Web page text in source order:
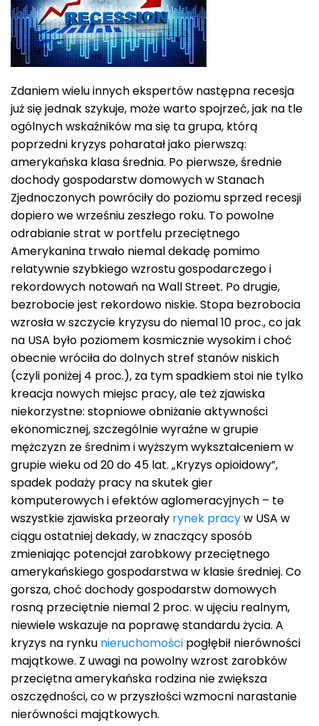
Zdaniem wielu innych ekspertów następna recesja
już się jednak szykuje, może warto spojrzeć, jak na tle
ogólnych wskaźników ma się ta grupa, którą
poprzedni kryzys poharatał jako pierwszą:
amerykańska klasa średnia. Po pierwsze, średnie
dochody gospodarstw domowych w Stanach
Zjednoczonych powróciły do poziomu sprzed recesji
dopiero we wrześniu zeszłego roku. To powolne
odrabianie strat w portfelu przeciętnego
Amerykanina trwało niemal dekadę pomimo
relatywnie szybkiego wzrostu gospodarczego i
rekordowych notowań na Wall Street. Po drugie,
bezrobocie jest rekordowo niskie. Stopa bezrobocia
wzrosła w szczycie kryzysu do niemal 10 proc., co jak
na USA było poziomem kosmicznie wysokim i choć
obecnie wróciła do dolnych stref stanów niskich
(czyli poniżej 4 proc.), za tym spadkiem stoi nie tylko
kreacja nowych miejsc pracy, ale też zjawiska
niekorzystne: stopniowe obniżanie aktywności
ekonomicznej, szczególnie wyraźne w grupie
mężczyzn ze średnim i wyższym wykształceniem w
grupie wieku od 20 do 45 lat. „Kryzys opioidowy”,
spadek podaży pracy na skutek gier
komputerowych i efektów aglomeracyjnych – te
wszystkie zjawiska przeorały rynek pracyw USA w
ciągu ostatniej dekady, w znaczący sposób
zmieniając potencjał zarobkowy przeciętnego
amerykańskiego gospodarstwa w klasie średniej. Co
gorsza, choć dochody gospodarstw domowych
rosną przeciętnie niemal 2 proc. w ujęciu realnym,
niewiele wskazuje na poprawę standardu życia. A
kryzys na rynku nieruchomości pogłębił nierówności
majątkowe. Z uwagi na powolny wzrost zarobków
przeciętna amerykańska rodzina nie zwiększa
oszczędności, co w przyszłości wzmocni narastanie
nierówności majątkowych.